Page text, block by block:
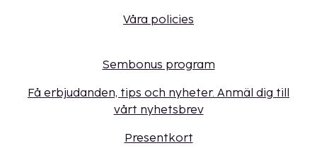
Våra policies
Sembonus program
Få erbjudanden, tips och nyheter. Anmäl dig till
vårt nyhetsbrev
Presentkort